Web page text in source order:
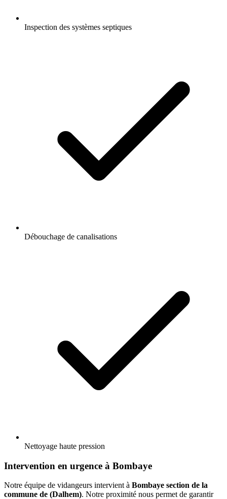
Inspection des systèmes septiques
Débouchage de canalisations
Nettoyage haute pression
Intervention en urgence à Bombaye
Notre équipe de vidangeurs intervient à Bombaye section de la
commune de (Dalhem). Notre proximité nous permet de garantir